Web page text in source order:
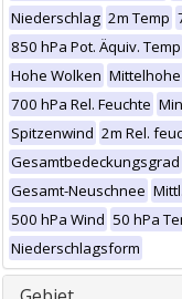
Niederschlag 2m Temp
850 hPa Pot. Äquiv. Temp
Hohe Wolken
700 hPa Rel. Feuchte
Spitzenwind 2m Rel.
Gesamtbedeckungsgrad
Gesamt-Neuschnee
500 hPa Wind 50 hPa
Niederschlagsform